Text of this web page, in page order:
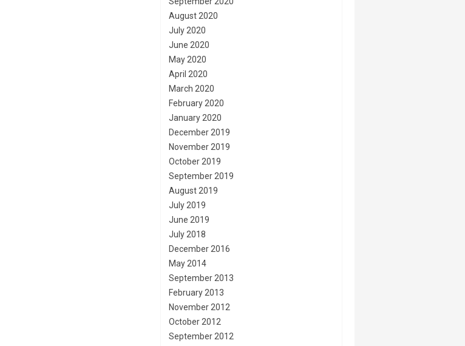
August 2020
July 2020
June 2020
May 2020
April 2020
March 2020
February 2020
January 2020
December 2019
November 2019
October 2019
September 2019
August 2019
July 2019
June 2019
July 2018
December 2016
May 2014
September 2013
February 2013
November 2012
October 2012
September 2012